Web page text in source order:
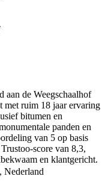
aan de Weegschaalhof
met ruim 18 jaar ervaring
bitumen en
panden en
van 5 op basis
score van 8,3,
en klantgericht.
Nederland